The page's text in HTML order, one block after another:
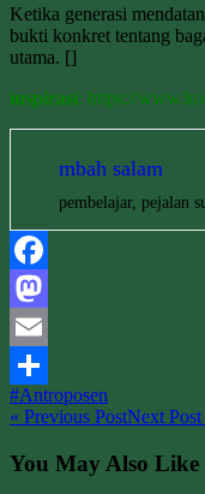
Ketika generasi
bukti konkret tentang
utama. []
inspirasi: https://
mbah salam
pembelajar, pejalan
Facebook
Mastodon
Email
Share
#Antroposen
« Previous PostNext Post
You May Also Like